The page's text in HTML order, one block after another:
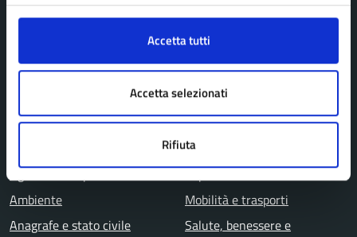
Accetta tutti
Accetta selezionati
Rifiuta
Politici
Uffici
Agricoltura e pesca
Ambiente
Anagrafe e stato civile
Imprese e commercio
Mobilità e trasporti
Salute, benessere e